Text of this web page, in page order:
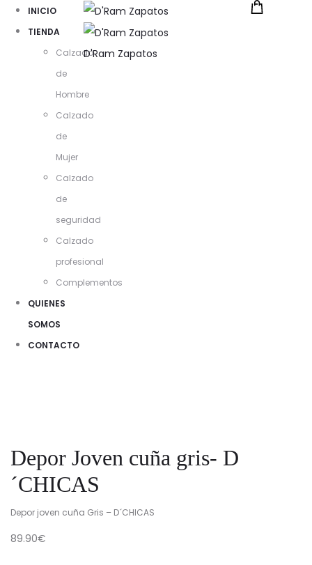
INICIO
TIENDA
Calzado
de
Hombre
Calzado
de
Mujer
Calzado
de
seguridad
Calzado
profesional
Complementos
QUIENES
SOMOS
CONTACTO
D'Ram Zapatos
Depor Joven cuña gris- D
´CHICAS
Depor joven cuña Gris – D´CHICAS
89.90€